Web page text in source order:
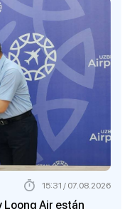
Loong Air están
15:31 / 07.08.2026